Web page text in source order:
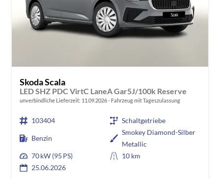
Skoda Scala
LED SHZ PDC VirtC LaneA Gar5J/100k Reserve
unverbindliche Lieferzeit: 11.09.2026 Fahrzeug mit Tageszulassung
103404 Schaltgetriebe
Benzin
Smokey Diamond-Silber
Metallic
70 kW (95 PS)
10 km
25.06.2026